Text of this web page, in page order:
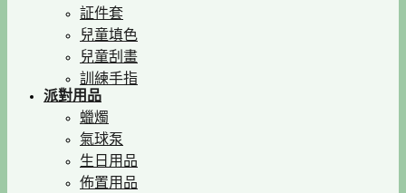
証件套
兒童填色
兒童刮畫
訓練手指
派對用品
蠟燭
氣球泵
生日用品
佈置用品